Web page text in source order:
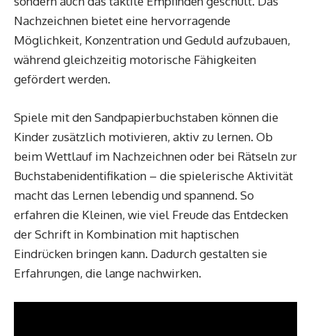
Nachzeichnen bietet eine hervorragende
Möglichkeit, Konzentration und Geduld aufzubauen,
während gleichzeitig motorische Fähigkeiten
gefördert werden.
Spiele mit den Sandpapierbuchstaben können die
Kinder zusätzlich motivieren, aktiv zu lernen. Ob
beim Wettlauf im Nachzeichnen oder bei Rätseln zur
Buchstabenidentifikation – die spielerische Aktivität
macht das Lernen lebendig und spannend. So
erfahren die Kleinen, wie viel Freude das Entdecken
der Schrift in Kombination mit haptischen
Eindrücken bringen kann. Dadurch gestalten sie
Erfahrungen, die lange nachwirken.